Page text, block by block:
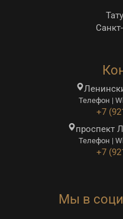
Телефон |
+7
проспект
Телефон |
+7
Мы в